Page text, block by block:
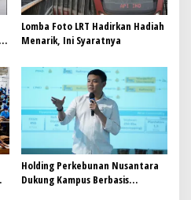
Lomba Foto LRT Hadirkan Hadiah
Menarik, Ini Syaratnya
Holding Perkebunan Nusantara
Dukung Kampus Berbasis